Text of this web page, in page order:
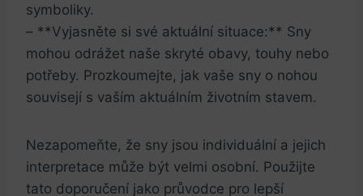
symboliky.
– **Vyjasněte si své aktuální situace:** Sny
mohou odrážet naše skryté obavy, touhy nebo
potřeby. Prozkoumejte, jak vaše sny o nohou
souvisejí s vaším aktuálním životním stavem.
Nezapomeňte, že sny jsou individuální a jejich
interpretace může být velmi osobní. Použijte
tato doporučení jako průvodce pro lepší